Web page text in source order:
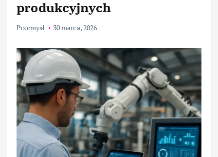
produkcyjnych
Przemysł 30 marca, 2026